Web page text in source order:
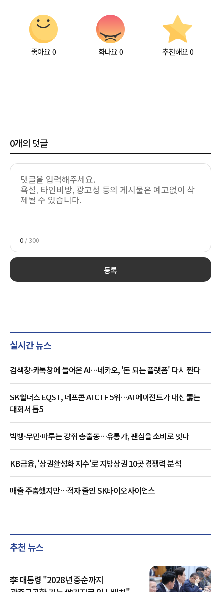
좋아요0 화나요0 추천해요 0
0개의 댓글
0 / 300
등록
실시간 뉴스
검색창·카톡창에 들어온 AI…네카오, '돈 되는 플랫폼' 다시 짠다
SK쉴더스 EQST, 데프콘 AI CTF 5위…AI 에이전트가 대신 뚫는
대회서 톱5
빅뱅·무민·마루는 강쥐 총출동…유통가, 팬심을 소비로 잇다
KB금융, '상권활성화 지수'로 지방상권 10곳 경쟁력 분석
매출 주춤했지만…적자 줄인 SK바이오사이언스
추천 뉴스
李 대통령 "2028년 중순까지